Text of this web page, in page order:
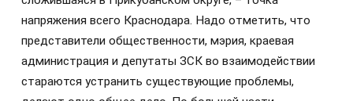
напряжения всего Краснодара. Надо отметить, что
представители общественности, мэрия, краевая
администрация и депутаты ЗСК во взаимодействии
стараются устранить существующие проблемы,